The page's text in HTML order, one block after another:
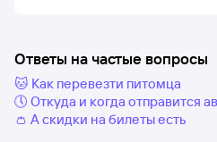
Ответы на частые вопросы
🐱 Как перевезти питомца
🕔 Откуда и когда отправится
👛 А скидки на билеты есть